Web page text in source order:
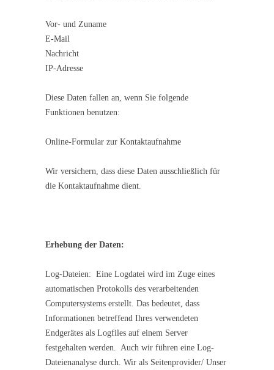
Vor- und Zuname
E-Mail
Nachricht
IP-Adresse
Diese Daten fallen an, wenn Sie folgende
Funktionen benutzen:
Online-Formular zur Kontaktaufnahme
Wir versichern, dass diese Daten ausschließlich für
die Kontaktaufnahme dient.
Erhebung der Daten:
Log-Dateien: Eine Logdatei wird im Zuge eines
automatischen Protokolls des verarbeitenden
Computersystems erstellt. Das bedeutet, dass
Informationen betreffend Ihres verwendeten
Endgerätes als Logfiles auf einem Server
festgehalten werden. Auch wir führen eine Log-
Dateienanalyse durch. Wir als Seitenprovider/ Unser